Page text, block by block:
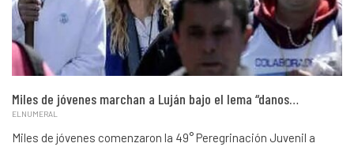
Miles de jóvenes marchan a Luján bajo el lema “danos…
ELNUMERAL
Miles de jóvenes comenzaron la 49° Peregrinación Juvenil a